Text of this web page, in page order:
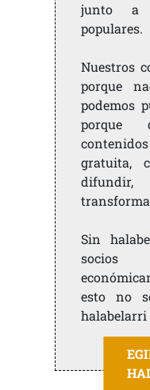
junto a
populares.
Nuestros
porque
podemos
porque
gratuita,
Sin
esto no
halabelarri